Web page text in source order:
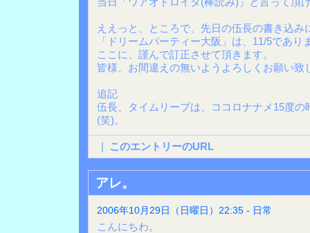
ええっと、ところで、先日の伍長の書き込
「ドリームパーティー大阪」は、11/5であり
ここに、謹んで訂正させて頂きます。
皆様、お間違えの無いようよろしくお願い致
追記
伍長、タイムリープは、ココロナナメ15度
(笑)。
| このエントリーのURL
アレ。
2006年10月29日（日曜日）22:35 - 日常
こんにちわ。